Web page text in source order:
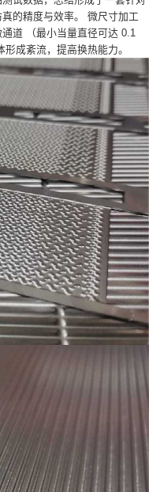
的精度与效率。 微尺寸加工
道 （最小当量直径可达 0.1
成紊流，提高换热能力。